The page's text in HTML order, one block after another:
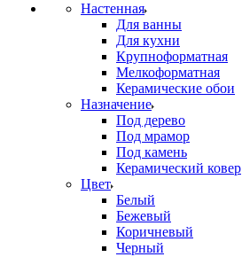
Настенная
Для ванны
Для кухни
Крупноформатная
Мелкоформатная
Керамические обои
Назначение
Под дерево
Под мрамор
Под камень
Керамический ковер
Цвет
Белый
Бежевый
Коричневый
Черный